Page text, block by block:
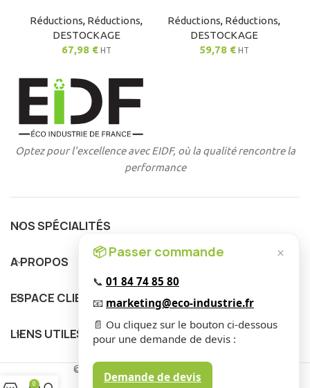
×
📦 Passer commande
📞 01 84 74 85 80
📧 marketing@eco-industrie.fr
📄 Ou cliquez sur le bouton ci-dessous
pour une demande de devis :
Demande de devis
Réductions, Réductions,
DESTOCKAGE
67,98 € HT
Réductions, Réductions,
DESTOCKAGE
59,78 € HT
Optez pour l'excellence avec EIDF, où la qualité rencontre la
performance
NOS SPÉCIALITÉS
A PROPOS
ESPACE CLIENT
LIENS UTILES
© 2025 EIDF. Tous Droits Réservés
0